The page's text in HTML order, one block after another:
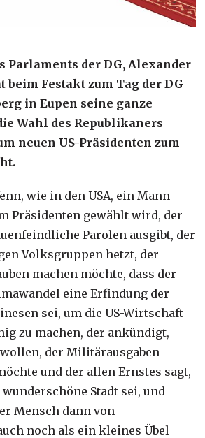
Parlaments der DG, Alexander
beim Festakt zum Tag der DG
in Eupen seine ganze
Wahl des Republikaners
neuen US-Präsidenten zum
wie in den USA, ein Mann
Präsidenten gewählt wird, der
Parolen ausgibt, der
Volksgruppen hetzt, der
machen möchte, dass der
eine Erfindung der
sei, um die US-Wirtschaft
zu machen, der ankündigt,
der Militärausgaben
und der allen Ernstes sagt,
Stadt sei, und
Mensch dann von
noch als ein kleines Übel